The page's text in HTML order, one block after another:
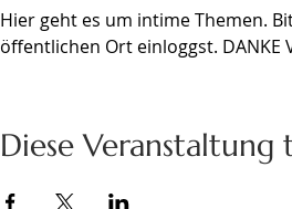
Hier geht es um intime Themen.
öffentlichen Ort einloggst. DANKE
Diese Veranstaltung